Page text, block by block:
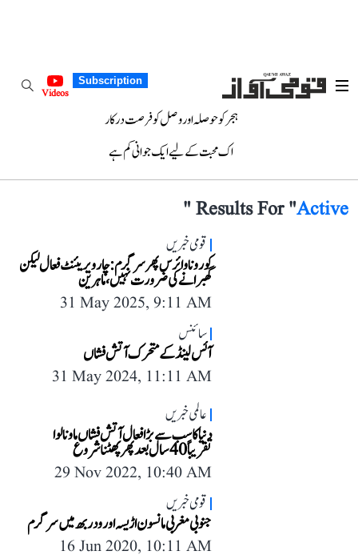
Subscription
Videos
ہجر کو حوصلہ اور وصل کو فرصت درکار
اک محبت کے لیے ایک جوانی کم ہے
Results For "Active
"
قومی خبریں
کورونا وائرس پھر سرگرم: چار ویریئنٹ فعال لیکن
گھبرانے کی ضرورت نہیں، ماہرین
31 May 2025, 9:11 AM
سائنس
آئس لینڈ کے متحرک آتش فشاں
31 May 2024, 11:11 AM
عالمی خبریں
دنیا کا سب سے بڑا فعال آتش فشاں ماونا لوا
تقریباً 40 سال بعد پھر پھٹنا شروع
29 Nov 2022, 10:40 AM
قومی خبریں
جنوبی مغربی مانسون اڑیسہ اور ودربھ میں سرگرم
16 Jun 2020, 10:11 AM